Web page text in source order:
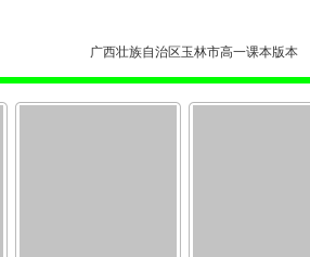
广西壮族自治区玉林市高一课本版本